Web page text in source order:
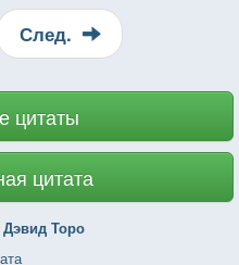
След.
цитаты
цитата
Дэвид Торо